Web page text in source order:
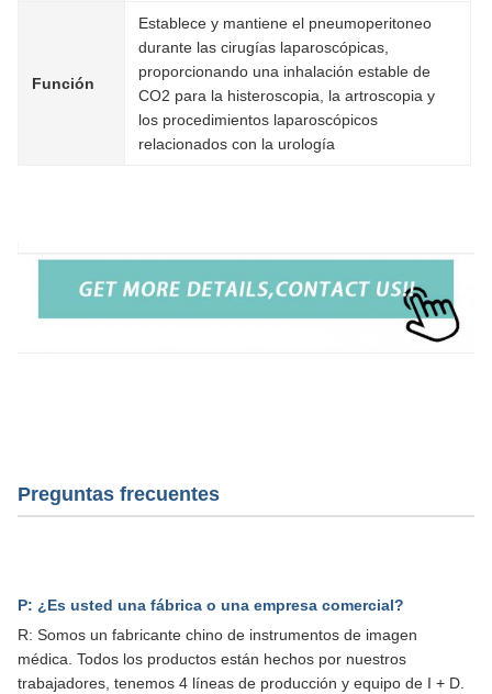
Función
Establece y mantiene el pneumoperitoneo
durante las cirugías laparoscópicas,
proporcionando una inhalación estable de
CO2 para la histeroscopia, la artroscopia y
los procedimientos laparoscópicos
relacionados con la urología
Preguntas frecuentes
P: ¿Es usted una fábrica o una empresa comercial?
R: Somos un fabricante chino de instrumentos de imagen
médica. Todos los productos están hechos por nuestros
trabajadores, tenemos 4 líneas de producción y equipo de I + D.